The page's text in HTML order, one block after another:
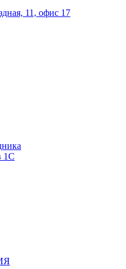
11, офис 17
1С